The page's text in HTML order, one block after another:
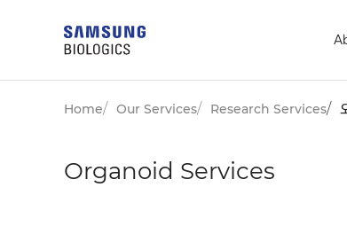
Home Our Services Research Services
Organoid Services